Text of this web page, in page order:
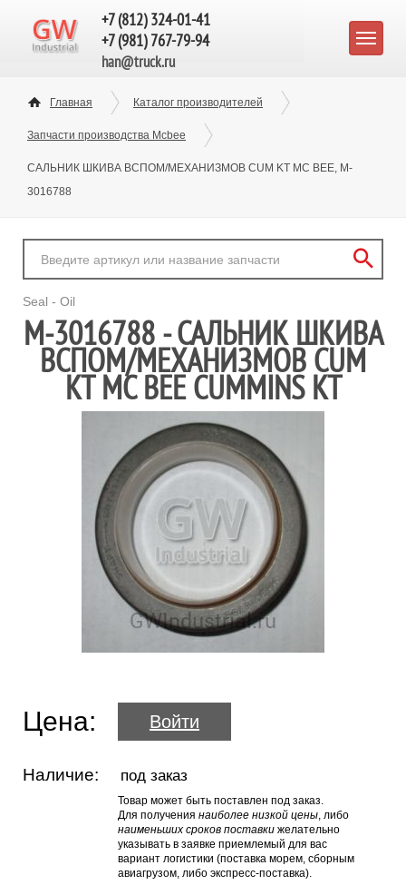
+7 (812) 324-01-41
+7 (981) 767-79-94
han@truck.ru
Главная Каталог производителей
Запчасти производства Mcbee
САЛЬНИК ШКИВА ВСПОМ/МЕХАНИЗМОВ CUM KT MC BEE, M-
3016788
Seal - Oil
M-3016788 - САЛЬНИК ШКИВА
ВСПОМ/МЕХАНИЗМОВ CUM
KT MC BEE CUMMINS KT
Цена: Войти
Наличие: под заказ
Товар может быть поставлен под заказ.
Для получения наиболее низкой цены , либо
наименьших сроков поставки желательно
указывать в заявке приемлемый для вас
вариант логистики (поставка морем, сборным
авиагрузом, либо экспресс-поставка).